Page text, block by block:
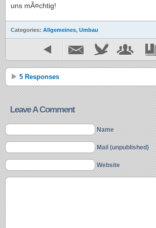
uns mÃ¤chtig!
Categories: Allgemeines, Umbau
5 Responses
Leave A Comment
Name
Mail (unpublished)
Website